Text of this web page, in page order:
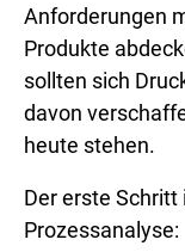
Anforderungen
Produkte
sollten sich
davon
heute stehen.
Der erste
Prozessanalyse: